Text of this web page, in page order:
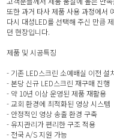
또한 과거 타사 제품 사용 과정에서
다시 대성LED를 선택해 주신 만큼
던 현장입니다.
제품 및 시공특징
- 기존 LED스크린 소예배실 이전 설
- 본당 신규 LED스크린 재구매 진행
- 약 10년 이상 운영된 제품 재활용
- 교회 환경에 최적화된 영상 시스템
- 안정적인 영상 송출 환경 구축
- 유지관리가 편리한 구조 적용
- 전국 A/S 지원 가능